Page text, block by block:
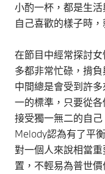
小酌一杯，都是生
自己喜歡的樣子時，
在節目中經常探討
多都非常忙碌，揹
中間總是會受到許
一的標準，只要從
接受獨一無二的自己
Melody認為有了平
對一個人來說相當
置，不輕易為普世